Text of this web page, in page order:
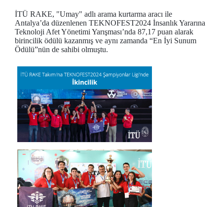
İTÜ RAKE, "Umay" adlı arama kurtarma aracı ile
Antalya’da düzenlenen TEKNOFEST2024 İnsanlık Yararına
Teknoloji Afet Yönetimi Yarışması’nda 87,17 puan alarak
birincilik ödülü kazanmış ve aynı zamanda “En İyi Sunum
Ödülü”nün de sahibi olmuştu.